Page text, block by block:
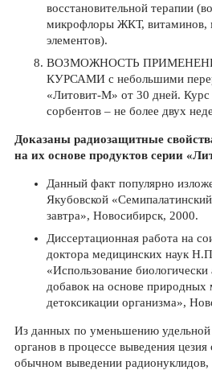
восстановительной терапии
микрофлоры ЖКТ, витаминов,
элементов).
ВОЗМОЖНОСТЬ
КУРСАМИ с небольшими
«Литовит-М» от 30 дней.
сорбентов – не более двух
Доказаны радиозащитные
на их основе продуктов серии
Данный факт популярно
Якубовской
завтра», Новосибирск, 2000.
Диссертационная работа на
доктора медицинских наук
«Использование
добавок на основе природных
детоксикации организма»,
Из данных по уменьшению удельной
органов в процессе выведения цезия
обычном выведении радионуклидов,